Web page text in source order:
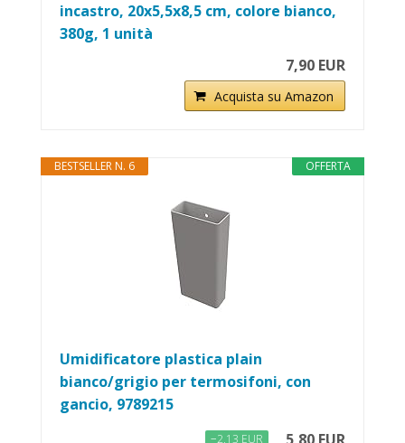
incastro, 20x5,5x8,5 cm, colore bianco,
380g, 1 unità
7,90 EUR
Acquista su Amazon
OFFERTA
BESTSELLER N. 6
Umidificatore plastica plain
bianco/grigio per termosifoni, con
gancio, 9789215
−2,13 EUR